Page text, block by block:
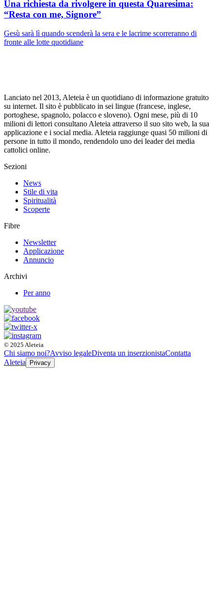
Una richiesta da rivolgere in questa Quaresima:
“Resta con me, Signore”
Gesù sarà lì quando scenderà la sera e le lacrime scorreranno di
fronte alle lotte quotidiane
Lanciato nel 2013, Aleteia è un quotidiano di informazione gratuito
su internet. Il sito è pubblicato in sei lingue (francese, inglese,
portoghese, spagnolo, polacco e sloveno). Ogni mese, più di 10
milioni di lettori consultano Aleteia attraverso il suo sito web, la sua
applicazione e i social media. Aleteia raggiunge quasi 50 milioni di
persone in tutto il mondo, rendendolo uno dei leader dei media
cattolici online.
Sezioni
News
Stile di vita
Spiritualità
Scoperte
Fibre
Newsletter
Applicazione
Annuncio
Archivi
Per anno
© 2025 Aleteia
Chi siamo noi?Avviso legaleDiventa un inserzionistaContatta
Aleteia
Privacy